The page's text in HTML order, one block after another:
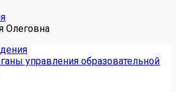
Олеговна
управления образовательной